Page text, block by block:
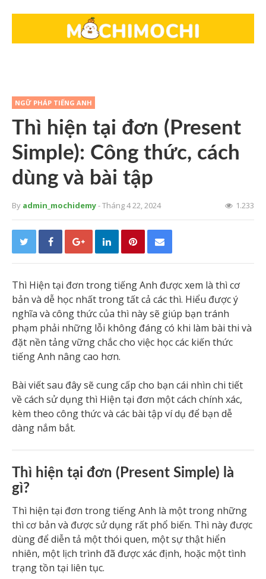
NGỮ PHÁP TIẾNG ANH
Thì hiện tại đơn (Present
Simple): Công thức, cách
dùng và bài tập
By admin_mochidemy- Tháng 4 22, 2024 1.233
Thì Hiện tại đơn trong tiếng Anh được xem là thì cơ
bản và dễ học nhất trong tất cả các thì. Hiểu được ý
nghĩa và công thức của thì này sẽ giúp bạn tránh
phạm phải những lỗi không đáng có khi làm bài thi và
đặt nền tảng vững chắc cho việc học các kiến thức
tiếng Anh nâng cao hơn.
Bài viết sau đây sẽ cung cấp cho bạn cái nhìn chi tiết
về cách sử dụng thì Hiện tại đơn một cách chính xác,
kèm theo công thức và các bài tập ví dụ để bạn dễ
dàng nắm bắt.
Thì hiện tại đơn (Present Simple) là
gì?
Thì hiện tại đơn trong tiếng Anh là một trong những
thì cơ bản và được sử dụng rất phổ biến. Thì này được
dùng để diễn tả một thói quen, một sự thật hiển
nhiên, một lịch trình đã được xác định, hoặc một tình
trạng tồn tại liên tục.